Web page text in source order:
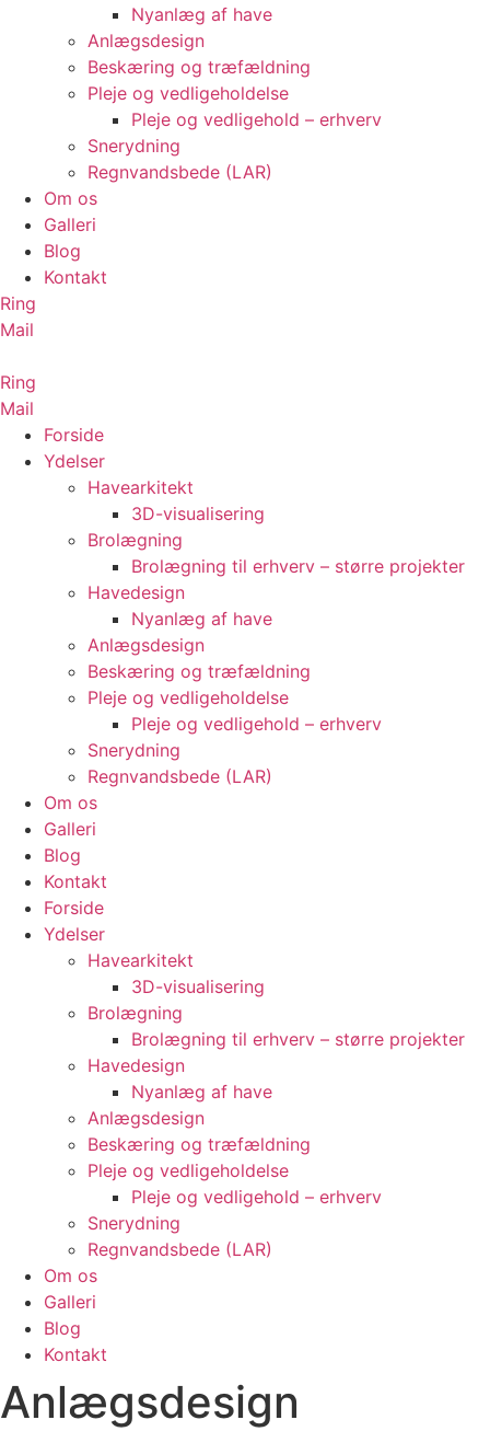
Nyanlæg af have
Anlægsdesign
Beskæring og træfældning
Pleje og vedligeholdelse
Pleje og vedligehold – erhverv
Snerydning
Regnvandsbede (LAR)
Om os
Galleri
Blog
Kontakt
Ring
Mail
Ring
Mail
Forside
Ydelser
Havearkitekt
3D-visualisering
Brolægning
Brolægning til erhverv – større projekter
Havedesign
Nyanlæg af have
Anlægsdesign
Beskæring og træfældning
Pleje og vedligeholdelse
Pleje og vedligehold – erhverv
Snerydning
Regnvandsbede (LAR)
Om os
Galleri
Blog
Kontakt
Forside
Ydelser
Havearkitekt
3D-visualisering
Brolægning
Brolægning til erhverv – større projekter
Havedesign
Nyanlæg af have
Anlægsdesign
Beskæring og træfældning
Pleje og vedligeholdelse
Pleje og vedligehold – erhverv
Snerydning
Regnvandsbede (LAR)
Om os
Galleri
Blog
Kontakt
Anlægsdesign